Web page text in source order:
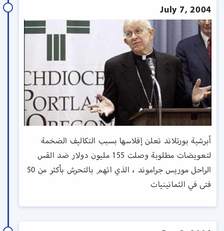
July 7, 2004
أبرشية بورتلاند تعلن إفلاسها بسبب التكاليف الضخمة
لتعويضات مطلوبة وصلت 155 مليون دولار ضد القس
الراحل موريس جراموند ، الذي اتهم بالتحرش بأكثر من 50
فتى في الثمانينيات